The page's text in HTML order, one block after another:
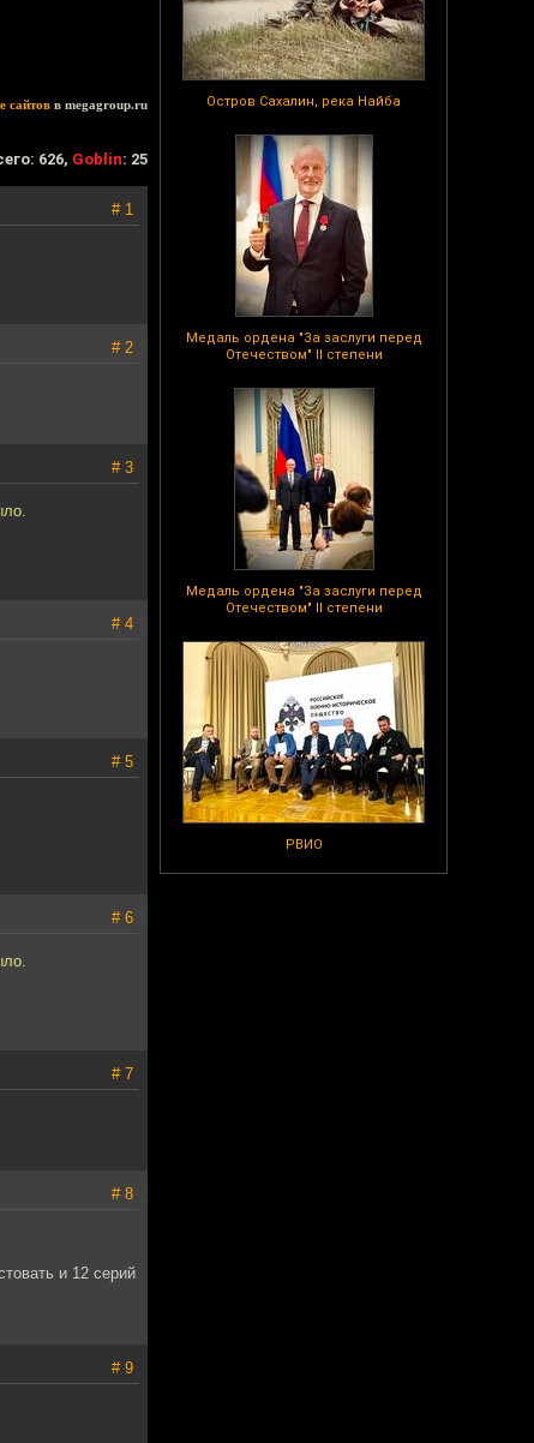
Остров Сахалин, река Найба
Медаль ордена "За заслуги перед
Отечеством" II степени
Медаль ордена "За заслуги перед
Отечеством" II степени
РВИО
сайтов в megagroup.ru
626, Goblin: 25
# 1
# 2
# 3
# 4
# 5
# 6
# 7
# 8
и 12 серий
# 9